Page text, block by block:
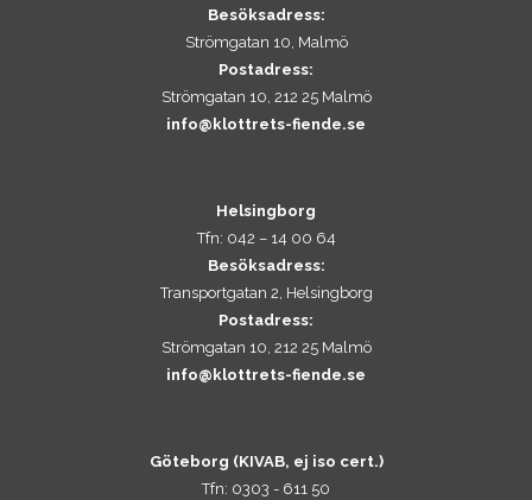
Besöksadress:
Strömgatan 10, Malmö
Postadress:
Strömgatan 10, 212 25 Malmö
info@klottrets-fiende.se
Helsingborg
Tfn: 042 – 14 00 64
Besöksadress:
Transportgatan 2, Helsingborg
Postadress:
Strömgatan 10, 212 25 Malmö
info@klottrets-fiende.se
Göteborg (KIVAB, ej iso cert.)
Tfn: 0303 - 611 50